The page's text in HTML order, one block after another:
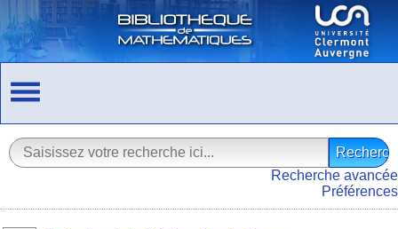
Recherche avancée
Préférences